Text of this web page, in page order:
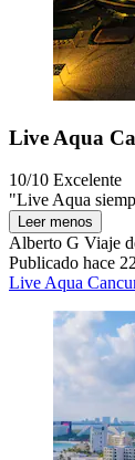
Live Aqua
10/10 Excelente
"Live Aqua
Leer menos
Alberto G Viaje
Publicado hace
Live Aqua